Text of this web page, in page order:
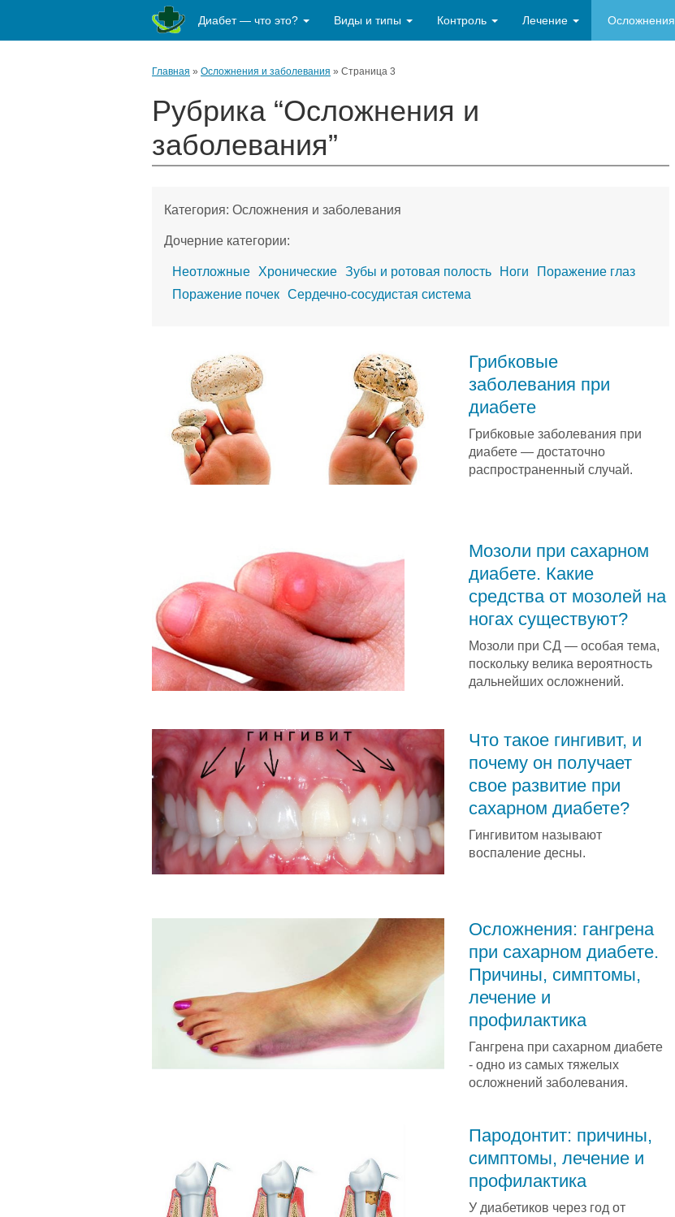
Диабет — что это? Виды и типы Контроль Лечение Осложнения
Главная » Осложнения и заболевания » Страница 3
Рубрика “Осложнения и
заболевания”
Категория: Осложнения и заболевания
Дочерние категории:
Неотложные Хронические Зубы и ротовая полость Ноги
Поражение глаз
Поражение почек Сердечно-сосудистая система
Грибковые
заболевания при
диабете
Грибковые заболевания при
диабете — достаточно
распространенный случай.
Мозоли при сахарном
диабете. Какие
средства от мозолей на
ногах существуют?
Мозоли при СД — особая тема,
поскольку велика вероятность
дальнейших осложнений.
Что такое гингивит, и
почему он получает
свое развитие при
сахарном диабете?
Гингивитом называют
воспаление десны.
Осложнения: гангрена
при сахарном диабете.
Причины, симптомы,
лечение и
профилактика
Гангрена при сахарном диабете
- одно из самых тяжелых
осложнений заболевания.
Пародонтит: причины,
симптомы, лечение и
профилактика
У диабетиков через год от